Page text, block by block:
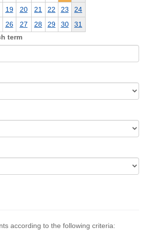
19 20 21 22 23
24
26 27 28 29 30
31
term
according to the following criteria: